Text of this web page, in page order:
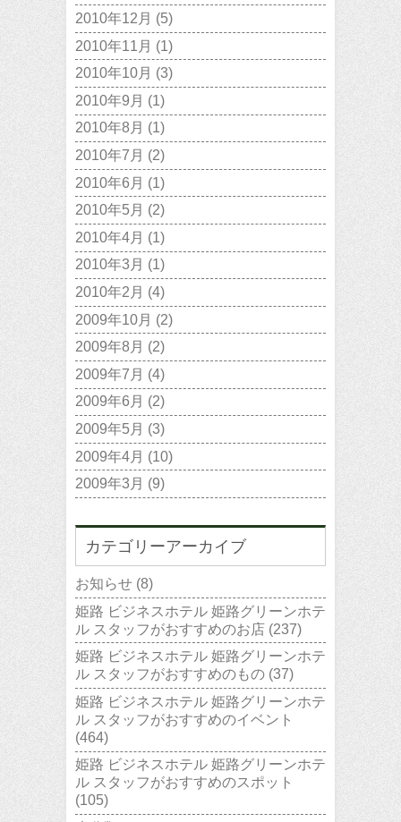
2010年12月 (5)
2010年11月 (1)
2010年10月 (3)
2010年9月 (1)
2010年8月 (1)
2010年7月 (2)
2010年6月 (1)
2010年5月 (2)
2010年4月 (1)
2010年3月 (1)
2010年2月 (4)
2009年10月 (2)
2009年8月 (2)
2009年7月 (4)
2009年6月 (2)
2009年5月 (3)
2009年4月 (10)
2009年3月 (9)
カテゴリーアーカイブ
お知らせ (8)
姫路 ビジネスホテル 姫路グリーンホテ
ル スタッフがおすすめのお店 (237)
姫路 ビジネスホテル 姫路グリーンホテ
ル スタッフがおすすめのもの (37)
姫路 ビジネスホテル 姫路グリーンホテ
ル スタッフがおすすめのイベント
(464)
姫路 ビジネスホテル 姫路グリーンホテ
ル スタッフがおすすめのスポット
(105)